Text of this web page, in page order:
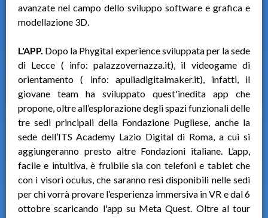
avanzate nel campo dello sviluppo software e grafica e
modellazione 3D.
L'APP. Dopo la Phygital experience sviluppata per la sede
di Lecce ( info: palazzovernazza.it), il videogame di
orientamento ( info: apuliadigitalmaker.it), infatti, il
giovane team ha sviluppato quest'inedita app che
propone, oltre all’esplorazione degli spazi funzionali delle
tre sedi principali della Fondazione Pugliese, anche la
sede dell’ITS Academy Lazio Digital di Roma, a cui si
aggiungeranno presto altre Fondazioni italiane. L’app,
facile e intuitiva, è fruibile sia con telefoni e tablet che
con i visori oculus, che saranno resi disponibili nelle sedi
per chi vorrà provare l’esperienza immersiva in VR e dal 6
ottobre scaricando l'app su Meta Quest. Oltre al tour